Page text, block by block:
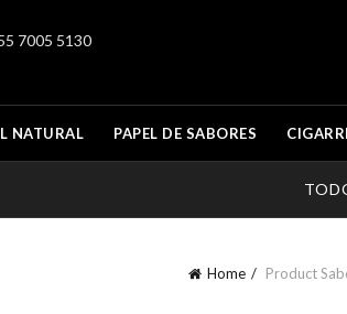
7005 5130
NATURAL PAPEL DE SABORES
Home Product